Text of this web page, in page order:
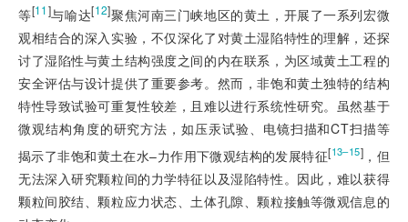
等[11]与喻达[12]聚焦河南三门峡地区的黄土，开展了一系列宏微
观相结合的深入实验，不仅深化了对黄土湿陷特性的理解，还探
讨了湿陷性与黄土结构强度之间的内在联系，为区域黄土工程的
安全评估与设计提供了重要参考。然而，非饱和黄土独特的结构
特性导致试验可重复性较差，且难以进行系统性研究。虽然基于
微观结构角度的研究方法，如压汞试验、电镜扫描和CT扫描等
揭示了非饱和黄土在水–力作用下微观结构的发展特征[13–15] ，但
无法深入研究颗粒间的力学特征以及湿陷特性。因此，难以获得
颗粒间胶结、颗粒应力状态、土体孔隙、颗粒接触等微观信息的